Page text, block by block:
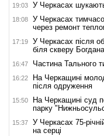
19:03 У Черкасах
18:08
У Черкасах
через ремонт
17:19
У Черкасах після
біля скверу
16:47 Частина Тального
16:22
На Черкащині
після одруження
15:50
На Черкащині суд
парку
15:37
У Черкасах 75-
на серці